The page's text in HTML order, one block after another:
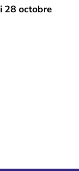
28 octobre